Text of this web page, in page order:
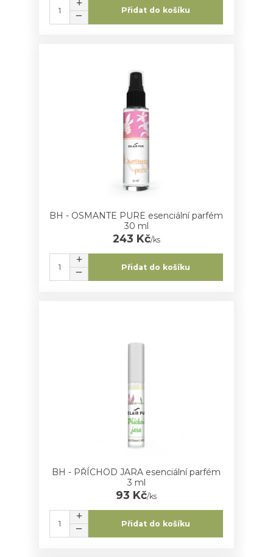
Přidat do košíku
BH - OSMANTE PURE esenciální parfém
30 ml
243 Kč/ks
Přidat do košíku
BH - PŘÍCHOD JARA esenciální parfém
3 ml
93 Kč/ks
Přidat do košíku